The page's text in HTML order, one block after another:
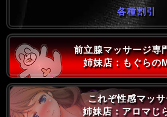
各種割引
前立腺マッサージ専
姉妹店：もぐらの
これぞ性感マッ
姉妹店：アロマじ